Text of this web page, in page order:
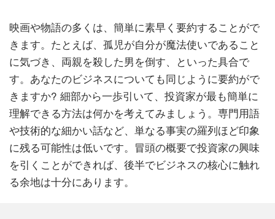
映画や物語の多くは、簡単に素早く要約することがで
きます。たとえば、孤児が自分が魔法使いであること
に気づき、両親を殺した男を倒す、といった具合で
す。あなたのビジネスについても同じように要約がで
きますか? 細部から一歩引いて、投資家が最も簡単に
理解できる方法は何かを考えてみましょう。専門用語
や技術的な細かい話など、単なる事実の羅列ほど印象
に残る可能性は低いです。冒頭の概要で投資家の興味
を引くことができれば、後半でビジネスの核心に触れ
る余地は十分にあります。